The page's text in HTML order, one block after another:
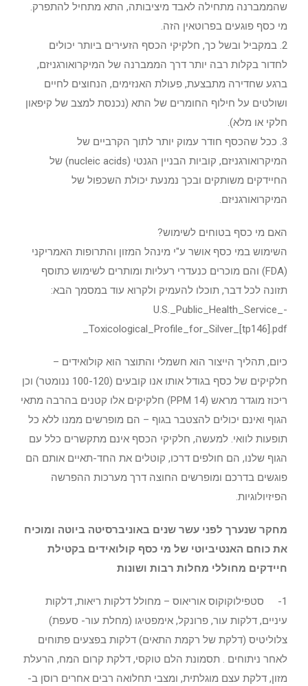
שהממברנה מתחילה לאבד מיציבותה, התא מתחיל להתפרק.
מי כסף פוגעים בפרוטאין הזה.
2. במקביל ובשל כך, חלקיקי הכסף הזעירים ביותר יכולים
לחדור בקלות רבה יותר דרך הממברנה של המיקרואורגניזם,
ברגע שחדירה מתבצעת, פעולת האנזימים, הנחוצים לחיים
ושולטים על חילוף החומרים של התא (נכנסת למצב של קיפאון
חלקי או מלא).
3. ככל שהכסף חודר עמוק יותר לתוך הקרביים של
המיקרואורגניזם, קוביות הבניין הגנטי (nucleic acids) של
החיידקים משותקים ובכך נמנעת יכולת השכפול של
המיקרואורגניזם.
האם מי כסף בטוחים לשימוש?
השימוש במי כסף אושר ע"י מינהל המזון והתרופות האמריקני
(FDA) והם מוכרים כנעדרי רעליות ומותרים לשימוש כתוסף
תזונה לכל דבר, תוכלו להעמיק ולקרוא עוד במסמך הבא:
U.S._Public_Health_Service_-
_Toxicological_Profile_for_Silver_[tp146].pdf
כיום, תהליך הייצור הוא חשמלי והתוצר הוא קולואידים –
חלקיקים של כסף בגודל אותו אנו קובעים (100-120 ננומטר) וכן
ריכוז מוגדר מראש (14 PPM) חלקיקים אלו קטנים בהרבה מתאי
הגוף ואינם יכולים להצטבר בגוף – הם מופרשים ממנו ללא כל
תופעות לוואי. למעשה, חלקיקי הכסף אינם מתקשרים כלל עם
הגוף שלנו, הם חולפים דרכו, קוטלים את החד-תאיים אותם הם
פוגשים בדרכם ומופרשים החוצה דרך מערכות ההפרשה
הפיזיולוגיות.
מחקר שנערך לפני עשר שנים באוניברסיטה ביוטה ומוכיח
את כוחם האנטיביוטי של מי כסף קולואידים בקטילת
חיידקים מחוללי מחלות רבות ושונות
1- סטפילוקוקוס אוריאוס – מחולל דלקות ריאות, דלקות
עיניים, דלקות עור, פרונקל, אימפטיגו (מחלת עור- סעפת)
צלוליטיס (דלקת של רקמת התאים) דלקות בפצעים פתוחים
לאחר ניתוחים . תסמונת הלם טוקסי, דלקת קרום המח, הרעלת
מזון, דלקת עצם מוגלתית, ומצבי תחלואה רבים אחרים רוסן ב-